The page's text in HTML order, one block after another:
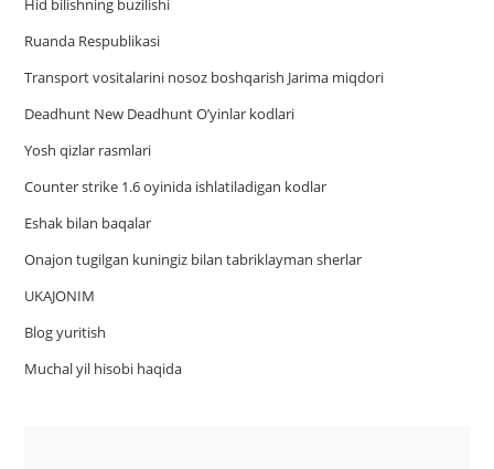
Hid bilishning buzilishi
Ruanda Respublikasi
Trаnsport vositаlаrini nosoz boshqаrish Jаrimа miqdori
Deadhunt New Deadhunt O’yinlar kodlari
Yosh qizlar rasmlari
Counter strike 1.6 oyinida ishlatiladigan kodlar
Eshak bilan baqalar
Onajon tugilgan kuningiz bilan tabriklayman sherlar
UKAJONIM
Blog yuritish
Muchal yil hisobi haqida